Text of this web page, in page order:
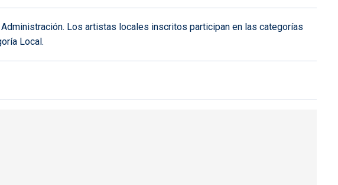
Los artistas locales inscritos participan en las categorías
Local.